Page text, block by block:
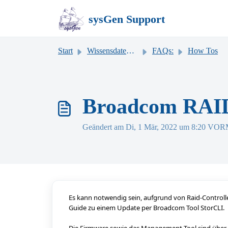
sysGen Support
Start Wissensdatenbank FAQs: How Tos
Broadcom
Geändert am Di, 1 Mär, 2022 um 8:20
Es kann notwendig sein, aufgrund von Raid-
Guide zu einem Update per Broadcom Tool StorCLI.